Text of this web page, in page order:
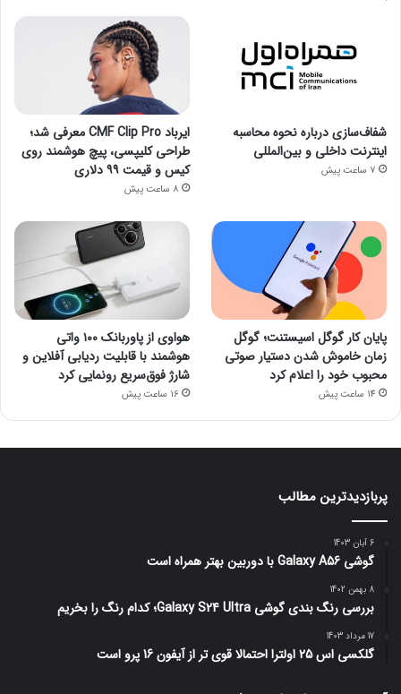
شفاف‌سازی درباره نحوه محاسبه
اینترنت داخلی و بین‌المللی
7 ساعت پیش
ایرباد CMF Clip Pro معرفی شد؛
طراحی کلیپسی، پیچ هوشمند روی
کیس و قیمت ۹۹ دلاری
8 ساعت پیش
پایان کار گوگل اسیستنت؛ گوگل
زمان خاموش شدن دستیار صوتی
محبوب خود را اعلام کرد
14 ساعت پیش
هواوی از پاوربانک ۱۰۰ واتی
هوشمند با قابلیت ردیابی آفلاین و
شارژ فوق‌سریع رونمایی کرد
16 ساعت پیش
پربازدیدترین مطالب
6 آبان 1403
گوشی Galaxy A56 با دوربین بهتر همراه است
8 بهمن 1402
بررسی رنگ بندی گوشی Galaxy S24 Ultra؛ کدام رنگ را بخریم
17 مرداد 1403
گلکسی اس 25 اولترا احتمالا قوی تر از آیفون 16 پرو است